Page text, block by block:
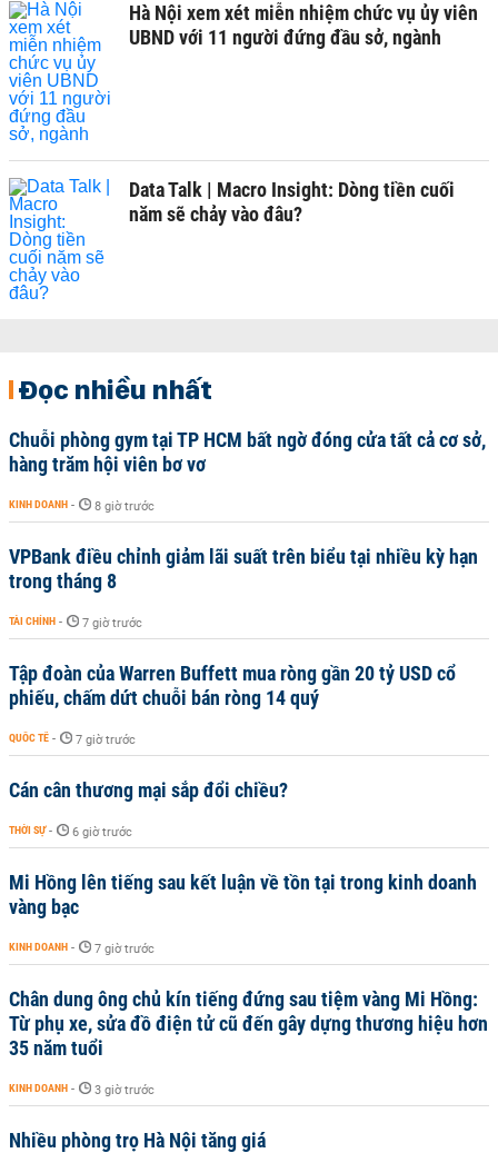
Hà Nội xem xét miễn nhiệm chức vụ ủy viên
UBND với 11 người đứng đầu sở, ngành
Data Talk | Macro Insight: Dòng tiền cuối
năm sẽ chảy vào đâu?
Đọc nhiều nhất
Chuỗi phòng gym tại TP HCM bất ngờ đóng cửa tất cả cơ sở,
hàng trăm hội viên bơ vơ
KINH DOANH - 8 giờ trước
VPBank điều chỉnh giảm lãi suất trên biểu tại nhiều kỳ hạn
trong tháng 8
TÀI CHÍNH - 7 giờ trước
Tập đoàn của Warren Buffett mua ròng gần 20 tỷ USD cổ
phiếu, chấm dứt chuỗi bán ròng 14 quý
QUỐC TẾ - 7 giờ trước
Cán cân thương mại sắp đổi chiều?
THỜI SỰ - 6 giờ trước
Mi Hồng lên tiếng sau kết luận về tồn tại trong kinh doanh
vàng bạc
KINH DOANH - 7 giờ trước
Chân dung ông chủ kín tiếng đứng sau tiệm vàng Mi Hồng:
Từ phụ xe, sửa đồ điện tử cũ đến gây dựng thương hiệu hơn
35 năm tuổi
KINH DOANH - 3 giờ trước
Nhiều phòng trọ Hà Nội tăng giá